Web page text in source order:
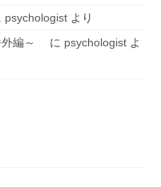
psychologist より
外編～
に psychologist よ